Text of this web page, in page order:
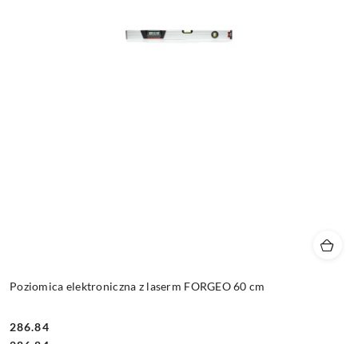
Poziomica elektroniczna z laserm FORGEO 60 cm
286.84